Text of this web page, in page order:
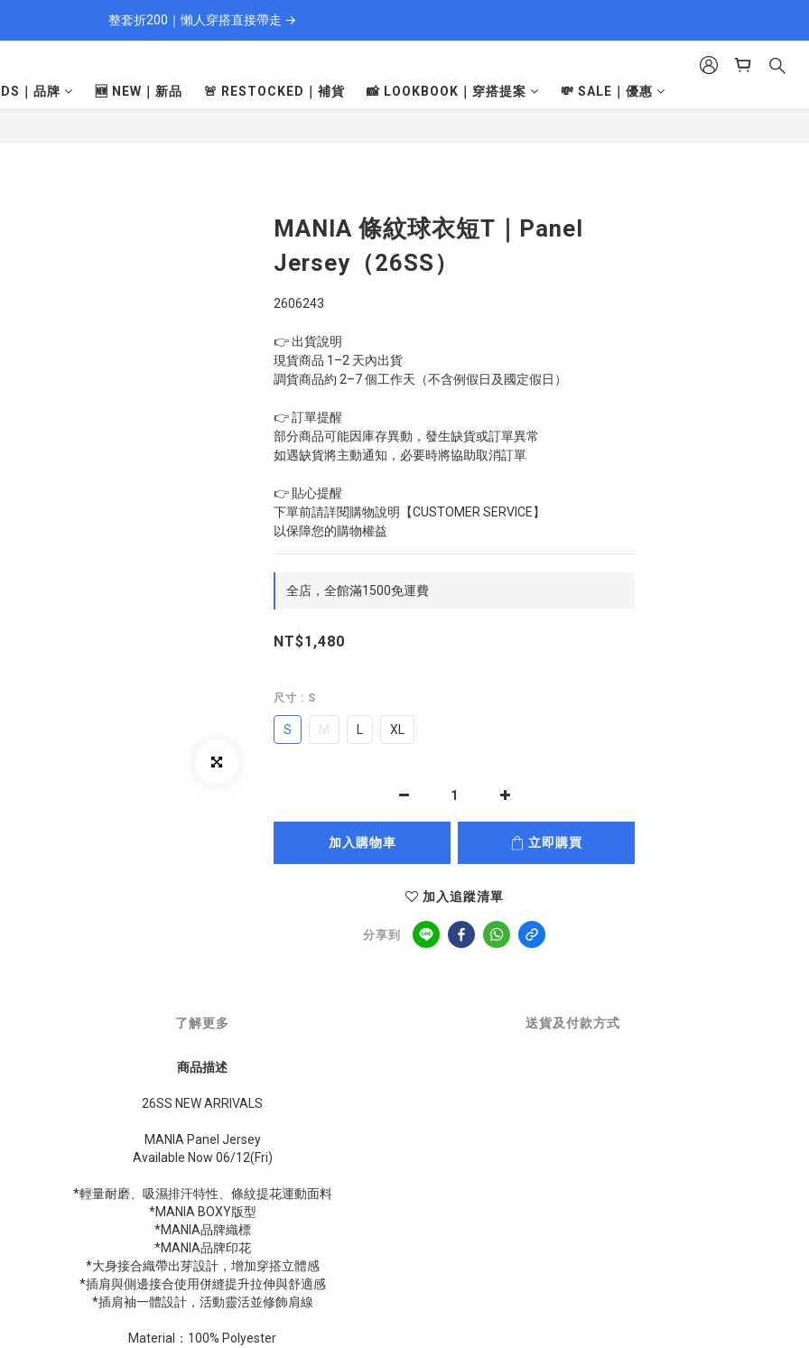
🎁 新會員填資料送 $100 購物金
整套折200｜懶人穿搭直接帶走 →
🎁 新會員填資料送 $100 購物金
｜品牌 🆕 NEW｜新品 🚨 RESTOCKED｜補貨 📸 LOOKBOOK｜穿搭提案 💸 SALE｜優惠
MANIA 條紋球衣短T｜Panel
Jersey（26SS）
2606243
👉 出貨說明
現貨商品 1–2 天內出貨
調貨商品約 2–7 個工作天（不含例假日及國定假日）
👉 訂單提醒
部分商品可能因庫存異動，發生缺貨或訂單異常
如遇缺貨將主動通知，必要時將協助取消訂單
👉 貼心提醒
下單前請詳閱購物說明【CUSTOMER SERVICE】
以保障您的購物權益
全店，全館滿1500免運費
NT$1,480
尺寸 : S
S M XL
加入購物車 立即購買
加入追蹤清單
分享到
了解更多 送貨及付款方式
商品描述
26SS NEW ARRIVALS
MANIA Panel Jersey
Available Now 06/12(Fri)
*輕量耐磨、吸濕排汗特性、條紋提花運動面料
*MANIA BOXY版型
*MANIA品牌織標
*MANIA品牌印花
*大身接合織帶出芽設計，增加穿搭立體感
*插肩與側邊接合使用併縫提升拉伸與舒適感
*插肩袖一體設計，活動靈活並修飾肩線
Material：100% Polyester